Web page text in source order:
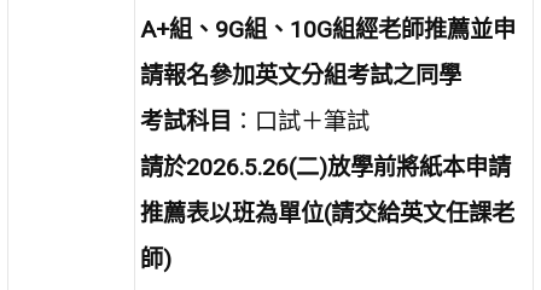
A+組、9G組、 10G組經老師推薦並申
請報名參加英文分組考試之同學
考試科目 ：口試＋筆試
請於2026.5.26(二)放學前將紙本申請
推薦表以班為單位(請交給英文任課老
師)